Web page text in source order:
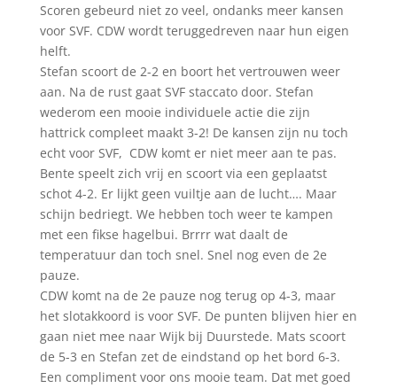
Scoren gebeurd niet zo veel, ondanks meer kansen
voor SVF. CDW wordt teruggedreven naar hun eigen
helft.
Stefan scoort de 2-2 en boort het vertrouwen weer
aan. Na de rust gaat SVF staccato door. Stefan
wederom een mooie individuele actie die zijn
hattrick compleet maakt 3-2! De kansen zijn nu toch
echt voor SVF, CDW komt er niet meer aan te pas.
Bente speelt zich vrij en scoort via een geplaatst
schot 4-2. Er lijkt geen vuiltje aan de lucht…. Maar
schijn bedriegt. We hebben toch weer te kampen
met een fikse hagelbui. Brrrr wat daalt de
temperatuur dan toch snel. Snel nog even de 2e
pauze.
CDW komt na de 2e pauze nog terug op 4-3, maar
het slotakkoord is voor SVF. De punten blijven hier en
gaan niet mee naar Wijk bij Duurstede. Mats scoort
de 5-3 en Stefan zet de eindstand op het bord 6-3.
Een compliment voor ons mooie team. Dat met goed